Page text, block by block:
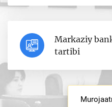
Markaziy
tartibi